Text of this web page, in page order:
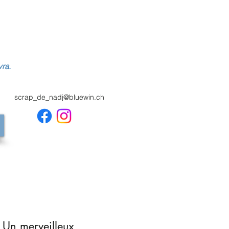
scrap_de_nadj@bluewin.ch
merveilleux